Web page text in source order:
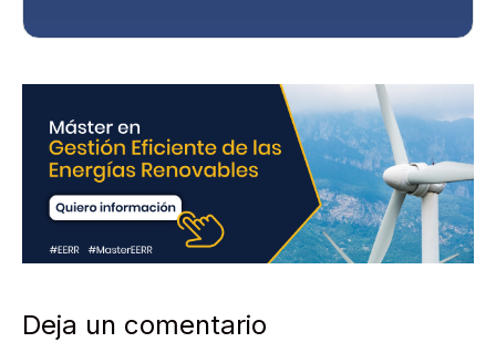
Deja un comentario